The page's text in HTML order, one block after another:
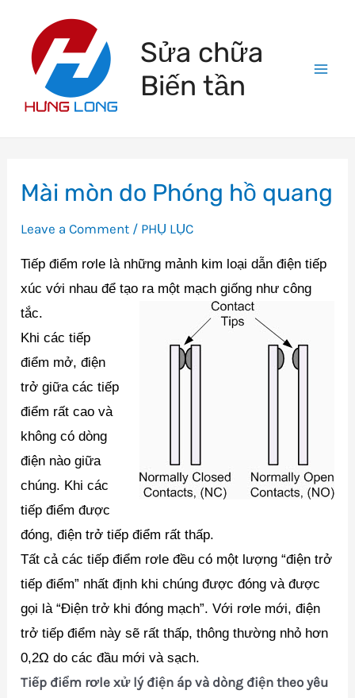
content
Sửa chữa
Biến tần
Mài mòn do Phóng hồ quang
Leave a Comment / PHỤ LỤC
Tiếp điểm rơle là những mảnh kim loại dẫn điện tiếp
xúc với nhau để tạo ra một mạch giống như công
tắc.
Khi các tiếp
điểm mở, điện
trở giữa các tiếp
điểm rất cao và
không có dòng
điện nào giữa
chúng. Khi các
tiếp điểm được
đóng, điện trở tiếp điểm rất thấp.
Tất cả các tiếp điểm rơle đều có một lượng “điện trở
tiếp điểm” nhất định khi chúng được đóng và được
gọi là “Điện trở khi đóng mạch”. Với rơle mới, điện
trở tiếp điểm này sẽ rất thấp, thông thường nhỏ hơn
0,2Ω do các đầu mới và sạch.
Tiếp điểm rơle xử lý điện áp và dòng điện theo yêu